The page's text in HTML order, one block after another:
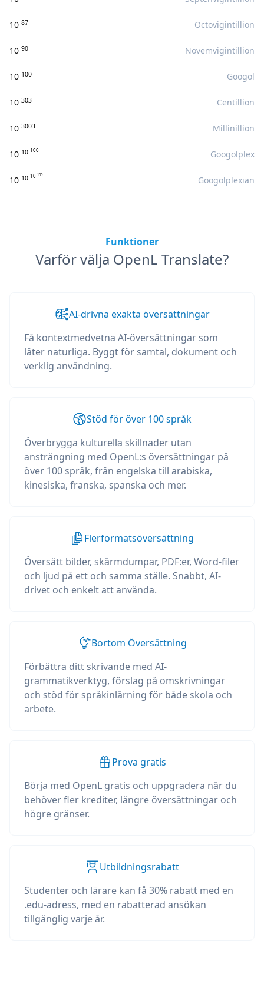
10 87 Octovigintillion
10 90 Novemvigintillion
10 100 Googol
10 303 Centillion
10 3003 Millinillion
10 10 100 Googolplex
10 10 10 100 Googolplexian
Funktioner
Varför välja OpenL Translate?
AI-drivna exakta översättningar
Få kontextmedvetna AI-översättningar som
låter naturliga. Byggt för samtal, dokument och
verklig användning.
Stöd för över 100 språk
Överbrygga kulturella skillnader utan
ansträngning med OpenL:s översättningar på
över 100 språk, från engelska till arabiska,
kinesiska, franska, spanska och mer.
Flerformatsöversättning
Översätt bilder, skärmdumpar, PDF:er, Word-filer
och ljud på ett och samma ställe. Snabbt, AI-
drivet och enkelt att använda.
Bortom Översättning
Förbättra ditt skrivande med AI-
grammatikverktyg, förslag på omskrivningar
och stöd för språkinlärning för både skola och
arbete.
Prova gratis
Börja med OpenL gratis och uppgradera när du
behöver fler krediter, längre översättningar och
högre gränser.
Utbildningsrabatt
Studenter och lärare kan få 30% rabatt med en
.edu-adress, med en rabatterad ansökan
tillgänglig varje år.